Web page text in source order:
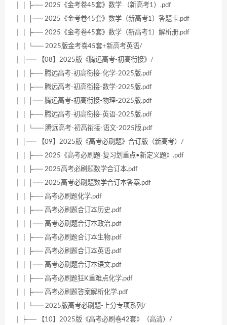
│ │ ├── 2025《金考卷45套》数学 （新高考1）.pdf
│ │ ├── 2025《金考卷45套》数学（新高考1）答题卡.pdf
│ │ ├── 2025《金考卷45套》数学（新高考1）解析册.pdf
│ │ └── 2025版金考卷45套+新高考英语/
│ ├── 【08】2025版《腾远高考-初高衔接》/
│ │ ├── 腾远高考-初高衔接-化学-2025版.pdf
│ │ ├── 腾远高考-初高衔接-数学-2025版.pdf
│ │ ├── 腾远高考-初高衔接-物理-2025版.pdf
│ │ ├── 腾远高考-初高衔接-英语-2025版.pdf
│ │ └── 腾远高考-初高衔接-语文-2025版.pdf
│ ├── 【09】2025版《高考必刷题》合订版（新高考）/
│ │ ├── 2025《高考必刷题-复习划重点•新定义题》.pdf
│ │ ├── 2025高考必刷题数学合订本.pdf
│ │ ├── 2025高考必刷题数学合订本答案.pdf
│ │ ├── 高考必刷题化学.pdf
│ │ ├── 高考必刷题合订本历史.pdf
│ │ ├── 高考必刷题合订本政治.pdf
│ │ ├── 高考必刷题合订本生物.pdf
│ │ ├── 高考必刷题合订本英语.pdf
│ │ ├── 高考必刷题合订本语文.pdf
│ │ ├── 高考必刷题狂K重难点化学.pdf
│ │ ├── 高考必刷题答案解析化学.pdf
│ │ └── 2025版高考必刷题-上分专项系列/
│ ├── 【10】2025版《高考必刷卷42套》（高清）/